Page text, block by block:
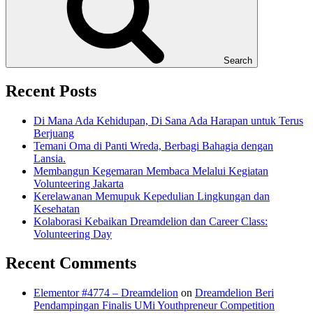
Search
Recent Posts
Di Mana Ada Kehidupan, Di Sana Ada Harapan untuk Terus
Berjuang
Temani Oma di Panti Wreda, Berbagi Bahagia dengan
Lansia.
Membangun Kegemaran Membaca Melalui Kegiatan
Volunteering Jakarta
Kerelawanan Memupuk Kepedulian Lingkungan dan
Kesehatan
Kolaborasi Kebaikan Dreamdelion dan Career Class:
Volunteering Day
Recent Comments
Elementor #4774 – Dreamdelion on Dreamdelion Beri
Pendampingan Finalis UMi Youthpreneur Competition